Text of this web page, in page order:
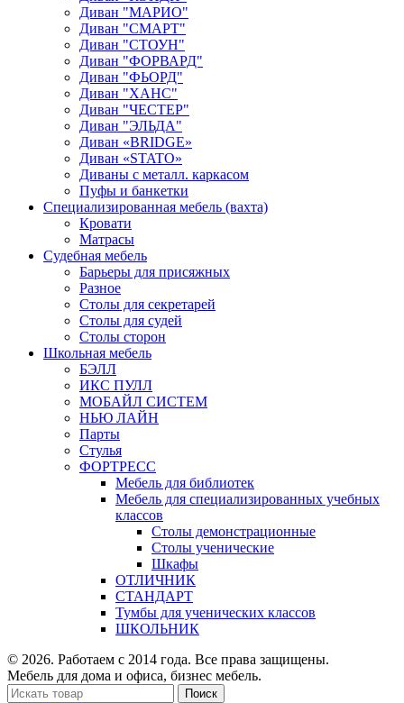
Диван "МАРИО"
Диван "СМАРТ"
Диван "СТОУН"
Диван "ФОРВАРД"
Диван "ФЬОРД"
Диван "ХАНС"
Диван "ЧЕСТЕР"
Диван "ЭЛЬДА"
Диван «BRIDGE»
Диван «STATO»
Диваны с металл. каркасом
Пуфы и банкетки
Специализированная мебель (вахта)
Кровати
Матрасы
Судебная мебель
Барьеры для присяжных
Разное
Столы для секретарей
Столы для судей
Столы сторон
Школьная мебель
БЭЛЛ
ИКС ПУЛЛ
МОБАЙЛ СИСТЕМ
НЬЮ ЛАЙН
Парты
Стулья
ФОРТРЕСС
Мебель для библиотек
Мебель для специализированных учебных
классов
Столы демонстрационные
Столы ученические
Шкафы
ОТЛИЧНИК
СТАНДАРТ
Тумбы для ученических классов
ШКОЛЬНИК
© 2026. Работаем с 2014 года. Все права защищены.
Мебель для дома и офиса, бизнес мебель.
Поиск